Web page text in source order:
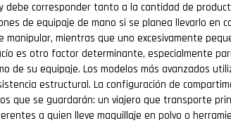
debe corresponder tanto a la cantidad de
de equipaje de mano si se planea llevarlo en
manipular, mientras que uno excesivamente
es otro factor determinante, especialmente
de su equipaje. Los modelos más avanzados
estructural. La configuración de
que se guardarán: un viajero que transporte
a quien lleve maquillaje en polvo o